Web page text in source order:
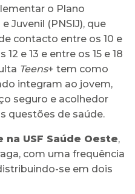
o Plano
Juvenil (PNSIJ), que
contacto entre os 10 e
e 13 e entre os 15 e 18
Teens+ tem como
integram ao jovem,
seguro e acolhedor
questões de saúde.
USF Saúde Oeste,
com uma frequência
se em dois